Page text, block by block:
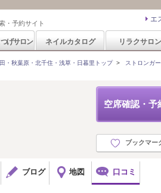
・予約サイト エ
げサロン ネイルカタログ リラクサロン
・秋葉原・北千住・浅草・日暮里トップ> ストロンガ
空席確認・予
ブックマー
ブログ 地図 口コミ